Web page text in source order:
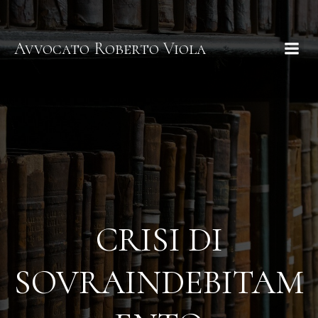
Avvocato Roberto Viola
CRISI DI
SOVRAINDEBITAM